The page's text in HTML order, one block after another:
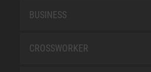
BUSINESS
CROSSWORKER